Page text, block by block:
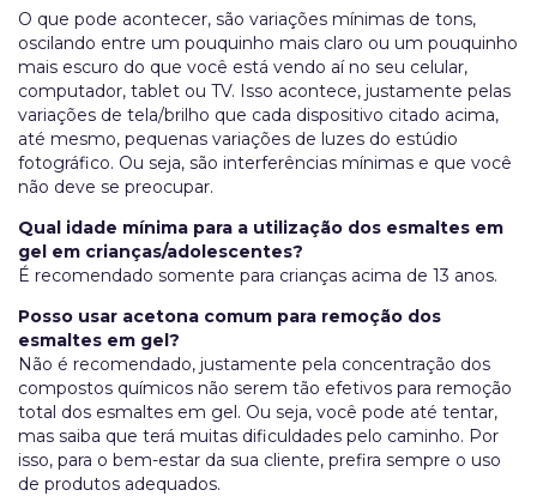
O que pode acontecer, são variações mínimas de tons,
oscilando entre um pouquinho mais claro ou um pouquinho
mais escuro do que você está vendo aí no seu celular,
computador, tablet ou TV. Isso acontece, justamente pelas
variações de tela/brilho que cada dispositivo citado acima,
até mesmo, pequenas variações de luzes do estúdio
fotográfico. Ou seja, são interferências mínimas e que você
não deve se preocupar.
Qual idade mínima para a utilização dos esmaltes em
gel em crianças/adolescentes?
É recomendado somente para crianças acima de 13 anos.
Posso usar acetona comum para remoção dos
esmaltes em gel?
Não é recomendado, justamente pela concentração dos
compostos químicos não serem tão efetivos para remoção
total dos esmaltes em gel. Ou seja, você pode até tentar,
mas saiba que terá muitas dificuldades pelo caminho. Por
isso, para o bem-estar da sua cliente, prefira sempre o uso
de produtos adequados.